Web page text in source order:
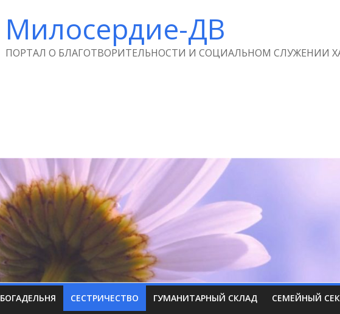
Милосердие-ДВ
ПОРТАЛ О БЛАГОТВОРИТЕЛЬНОСТИ И СОЦИАЛЬНОМ СЛУЖЕНИИ
БОГАДЕЛЬНЯ СЕСТРИЧЕСТВО ГУМАНИТАРНЫЙ СКЛАД СЕМЕЙНЫЙ